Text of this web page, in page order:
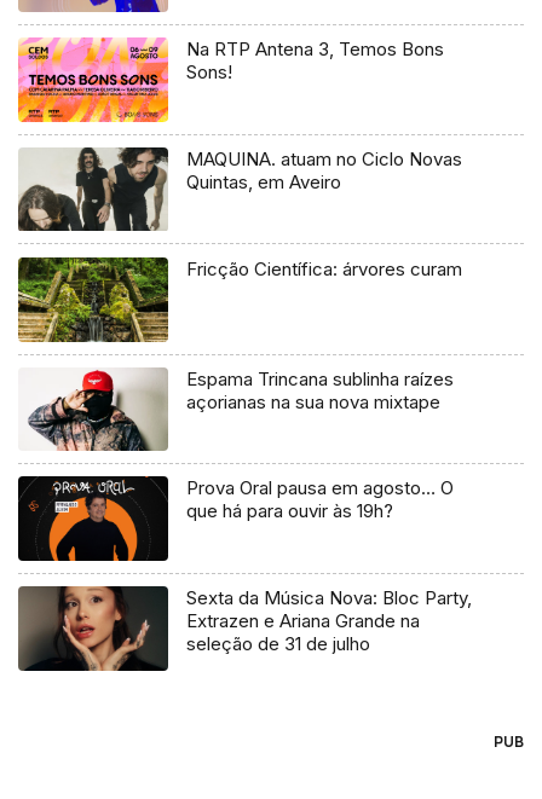
Na RTP Antena 3, Temos Bons
Sons!
MAQUINA. atuam no Ciclo Novas
Quintas, em Aveiro
Fricção Científica: árvores curam
Espama Trincana sublinha raízes
açorianas na sua nova mixtape
Prova Oral pausa em agosto… O
que há para ouvir às 19h?
Sexta da Música Nova: Bloc Party,
Extrazen e Ariana Grande na
seleção de 31 de julho
PUB